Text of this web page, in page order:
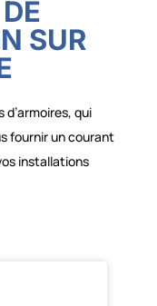
SUR
qui
fournir un courant
installations